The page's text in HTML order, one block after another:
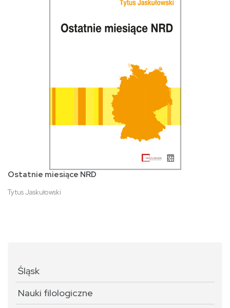
Ostatnie miesiące NRD
Tytus Jaskułowski
Śląsk
Nauki filologiczne